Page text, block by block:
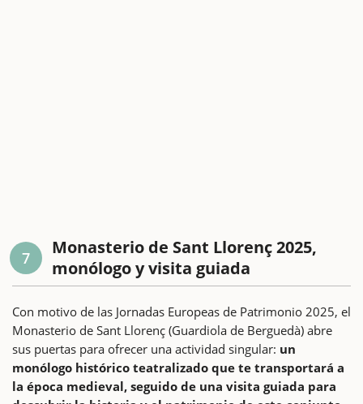
7
Monasterio de Sant Llorenç 2025,
monólogo y visita guiada
Con motivo de las Jornadas Europeas de Patrimonio 2025, el
Monasterio de Sant Llorenç (Guardiola de Berguedà) abre
sus puertas para ofrecer una actividad singular: un
monólogo histórico teatralizado que te transportará a
la época medieval, seguido de una visita guiada para